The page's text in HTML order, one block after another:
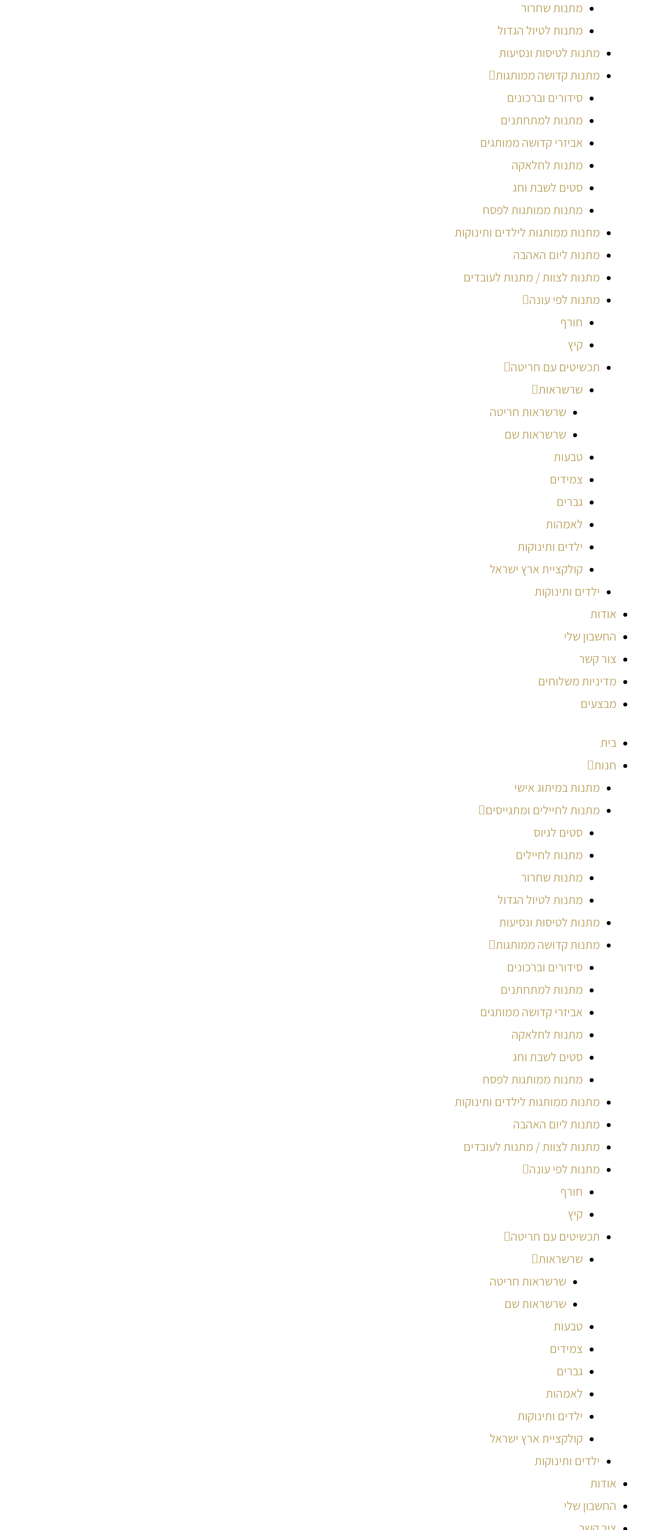
מתנות שחרור
מתנות לטיול הגדול
מתנות לטיסות ונסיעות
מתנות קדושה ממותגות
סידורים וברכונים
מתנות למתחתנים
אביזרי קדושה ממותגים
מתנות לחלאקה
סטים לשבת וחג
מתנות ממותגות לפסח
מתנות ממותגות לילדים ותינוקות
מתנות ליום האהבה
מתנות לצוות / מתנות לעובדים
מתנות לפי עונה
חורף
קיץ
תכשיטים עם חריטה
שרשראות
שרשראות חריטה
שרשראות שם
טבעות
צמידים
גברים
לאמהות
ילדים ותינוקות
קולקציית ארץ ישראל
ילדים ותינוקות
אודות
החשבון שלי
צור קשר
מדיניות משלוחים
מבצעים
בית
חנות
מתנות במיתוג אישי
מתנות לחיילים ומתגייסים
סטים לגיוס
מתנות לחיילים
מתנות שחרור
מתנות לטיול הגדול
מתנות לטיסות ונסיעות
מתנות קדושה ממותגות
סידורים וברכונים
מתנות למתחתנים
אביזרי קדושה ממותגים
מתנות לחלאקה
סטים לשבת וחג
מתנות ממותגות לפסח
מתנות ממותגות לילדים ותינוקות
מתנות ליום האהבה
מתנות לצוות / מתנות לעובדים
מתנות לפי עונה
חורף
קיץ
תכשיטים עם חריטה
שרשראות
שרשראות חריטה
שרשראות שם
טבעות
צמידים
גברים
לאמהות
ילדים ותינוקות
קולקציית ארץ ישראל
ילדים ותינוקות
אודות
החשבון שלי